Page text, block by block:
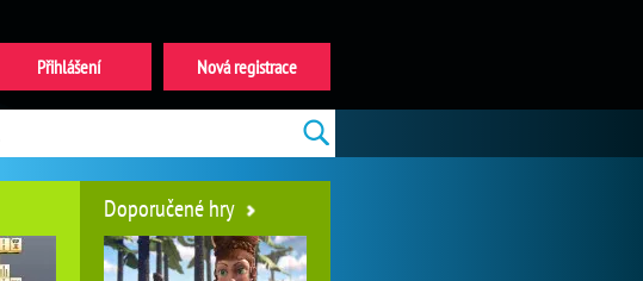
Doporučené hry
Nová registrace
Přihlášení